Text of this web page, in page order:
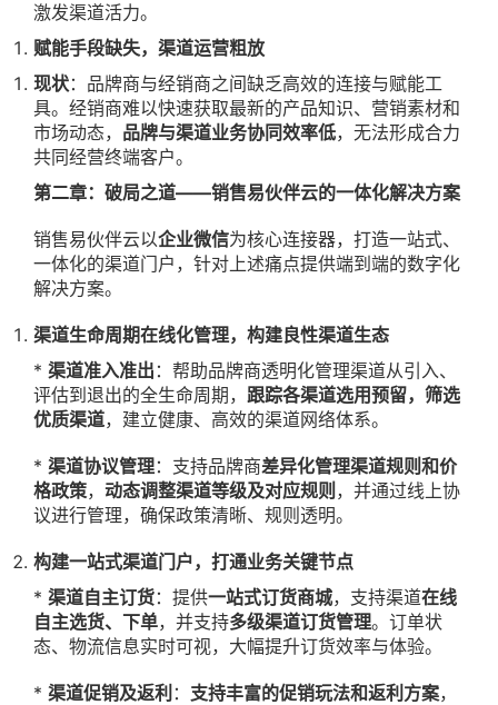
激发渠道活力。
赋能手段缺失，渠道运营粗放
现状：品牌商与经销商之间缺乏高效的连接与赋能工
具。经销商难以快速获取最新的产品知识、营销素材和
市场动态， 品牌与渠道业务协同效率低，无法形成合力
共同经营终端客户。
第二章：破局之道——销售易伙伴云的一体化解决方案
销售易伙伴云以企业微信为核心连接器，打造一站式、
一体化的渠道门户，针对上述痛点提供端到端的数字化
解决方案。
渠道生命周期在线化管理，构建良性渠道生态
* 渠道准入准出 ：帮助品牌商透明化管理渠道从引入、
评估到退出的全生命周期， 跟踪各渠道选用预留，筛选
优质渠道，建立健康、高效的渠道网络体系。
* 渠道协议管理：支持品牌商差异化管理渠道规则和价
格政策， 动态调整渠道等级及对应规则 ，并通过线上协
议进行管理，确保政策清晰、规则透明。
构建一站式渠道门户，打通业务关键节点
* 渠道自主订货：提供一站式订货商城，支持渠道在线
自主选货、下单，并支持多级渠道订货管理。订单状
态、物流信息实时可视，大幅提升订货效率与体验。
* 渠道促销及返利 ： 支持丰富的促销玩法和返利方案，